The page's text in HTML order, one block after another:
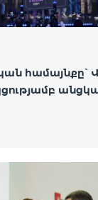
համայնքը՝